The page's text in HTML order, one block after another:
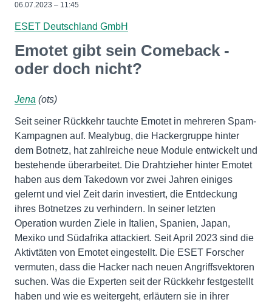
06.07.2023 – 11:45
ESET Deutschland GmbH
Emotet gibt sein Comeback -
oder doch nicht?
Jena (ots)
Seit seiner Rückkehr tauchte Emotet in mehreren Spam-
Kampagnen auf. Mealybug, die Hackergruppe hinter
dem Botnetz, hat zahlreiche neue Module entwickelt und
bestehende überarbeitet. Die Drahtzieher hinter Emotet
haben aus dem Takedown vor zwei Jahren einiges
gelernt und viel Zeit darin investiert, die Entdeckung
ihres Botnetzes zu verhindern. In seiner letzten
Operation wurden Ziele in Italien, Spanien, Japan,
Mexiko und Südafrika attackiert. Seit April 2023 sind die
Aktivtäten von Emotet eingestellt. Die ESET Forscher
vermuten, dass die Hacker nach neuen Angriffsvektoren
suchen. Was die Experten seit der Rückkehr festgestellt
haben und wie es weitergeht, erläutern sie in ihrer